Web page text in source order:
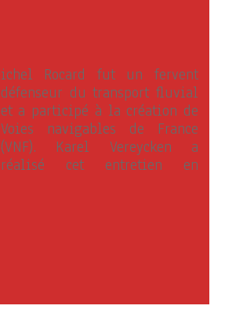
ichel Rocard fut un fervent
défenseur du transport fluvial
et a participé à la création de
Voies navigables de France
(VNF). Karel Vereycken a
réalisé cet entretien en